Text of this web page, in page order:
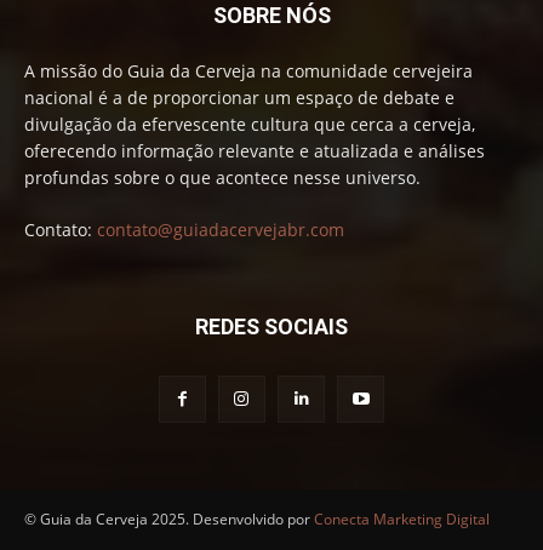
SOBRE NÓS
A missão do Guia da Cerveja na comunidade cervejeira
nacional é a de proporcionar um espaço de debate e
divulgação da efervescente cultura que cerca a cerveja,
oferecendo informação relevante e atualizada e análises
profundas sobre o que acontece nesse universo.
Contato: contato@guiadacervejabr.com
REDES SOCIAIS
© Guia da Cerveja 2025. Desenvolvido porConecta Marketing Digital